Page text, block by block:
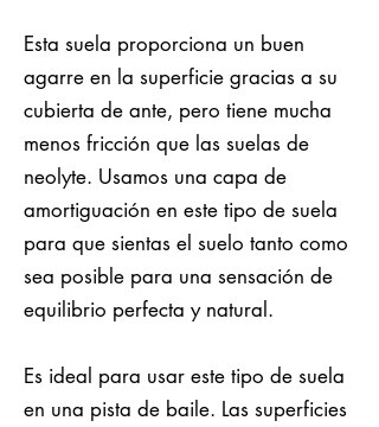
Esta suela proporciona un buen
agarre en la superficie gracias a su
cubierta de ante, pero tiene mucha
menos fricción que las suelas de
neolyte. Usamos una capa de
amortiguación en este tipo de suela
para que sientas el suelo tanto como
sea posible para una sensación de
equilibrio perfecta y natural.
Es ideal para usar este tipo de suela
en una pista de baile. Las superficies